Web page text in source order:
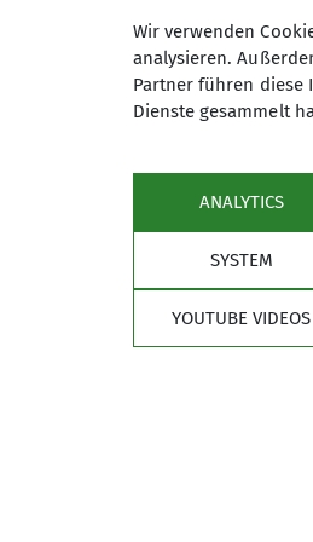
Maximale
Wir verwenden
analysieren.
Partner führen diese
Dienste gesammelt
ANALYTICS
SYSTEM
YOUTUBE VIDEOS